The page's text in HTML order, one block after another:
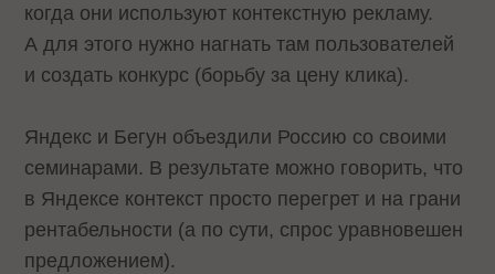
когда они используют контекстную рекламу.
А для этого нужно нагнать там пользователей
и создать конкурс (борьбу за цену клика).
Яндекс и Бегун объездили Россию со своими
семинарами. В результате можно говорить, что
в Яндексе контекст просто перегрет и на грани
рентабельности (а по сути, спрос уравновешен
предложением).